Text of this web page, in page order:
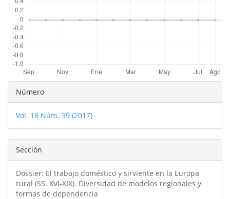
Detalles
del
artículo
Número
Vol. 18 Núm. 39 (2017)
Sección
Dossier: El trabajo doméstico y sirviente en la Europa
rural (SS. XVI-XIX). Diversidad de modelos regionales y
formas de dependencia